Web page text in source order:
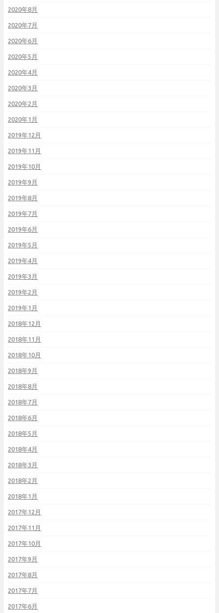
2020年8月
2020年7月
2020年6月
2020年5月
2020年4月
2020年3月
2020年2月
2020年1月
2019年12月
2019年11月
2019年10月
2019年9月
2019年8月
2019年7月
2019年6月
2019年5月
2019年4月
2019年3月
2019年2月
2019年1月
2018年12月
2018年11月
2018年10月
2018年9月
2018年8月
2018年7月
2018年6月
2018年5月
2018年4月
2018年3月
2018年2月
2018年1月
2017年12月
2017年11月
2017年10月
2017年9月
2017年8月
2017年7月
2017年6月